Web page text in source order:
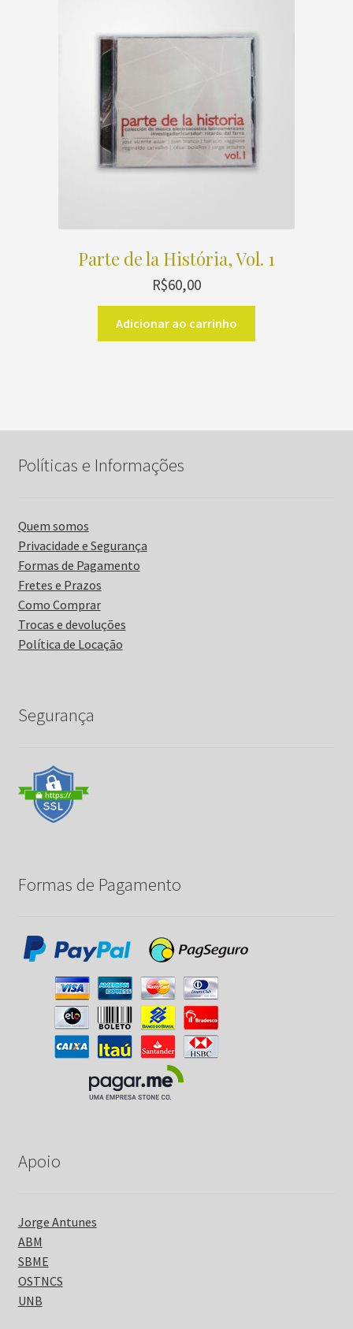
Parte de la História, Vol. 1
R$60,00
Adicionar ao carrinho
Políticas e Informações
Quem somos
Privacidade e Segurança
Formas de Pagamento
Fretes e Prazos
Como Comprar
Trocas e devoluções
Política de Locação
Segurança
Formas de Pagamento
Apoio
Jorge Antunes
ABM
SBME
OSTNCS
UNB